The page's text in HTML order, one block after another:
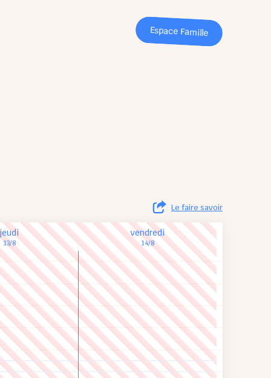
Espace Famille
Le faire savoir
jeudi
13/8
vendredi
14/8